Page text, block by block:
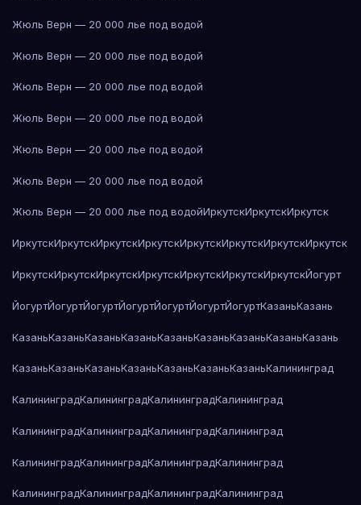
Жюль Верн — 20 000 лье под водой
Жюль Верн — 20 000 лье под водой
Жюль Верн — 20 000 лье под водой
Жюль Верн — 20 000 лье под водой
Жюль Верн — 20 000 лье под водой
Жюль Верн — 20 000 лье под водой
Жюль Верн — 20 000 лье под водойИркутскИркутскИркутск
ИркутскИркутскИркутскИркутскИркутскИркутскИркутскИркутск
ИркутскИркутскИркутскИркутскИркутскИркутскИркутскЙогурт
ЙогуртЙогуртЙогуртЙогуртЙогуртЙогуртЙогуртКазаньКазань
КазаньКазаньКазаньКазаньКазаньКазаньКазаньКазаньКазань
КазаньКазаньКазаньКазаньКазаньКазаньКазаньКалининград
КалининградКалининградКалининградКалининград
КалининградКалининградКалининградКалининград
КалининградКалининградКалининградКалининград
КалининградКалининградКалининградКалининград